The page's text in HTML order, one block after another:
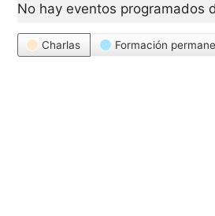
r
o
m
r
c
o
No hay eventos programados
Categorías
Charlas Formación